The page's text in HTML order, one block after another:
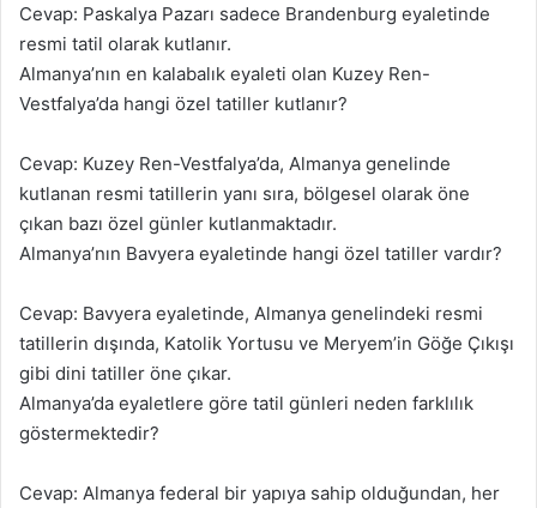
Cevap: Paskalya Pazarı sadece Brandenburg eyaletinde
resmi tatil olarak kutlanır.
Almanya’nın en kalabalık eyaleti olan Kuzey Ren-
Vestfalya’da hangi özel tatiller kutlanır?
Cevap: Kuzey Ren-Vestfalya’da, Almanya genelinde
kutlanan resmi tatillerin yanı sıra, bölgesel olarak öne
çıkan bazı özel günler kutlanmaktadır.
Almanya’nın Bavyera eyaletinde hangi özel tatiller vardır?
Cevap: Bavyera eyaletinde, Almanya genelindeki resmi
tatillerin dışında, Katolik Yortusu ve Meryem’in Göğe Çıkışı
gibi dini tatiller öne çıkar.
Almanya’da eyaletlere göre tatil günleri neden farklılık
göstermektedir?
Cevap: Almanya federal bir yapıya sahip olduğundan, her